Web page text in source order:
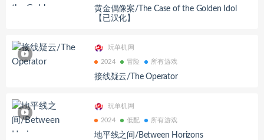
黄金偶像案/The Case of the Golden Idol
【已汉化】
玩单机网
2024 冒险 所有游戏
接线疑云/The Operator
玩单机网
2024 低配 所有游戏
地平线之间/Between Horizons